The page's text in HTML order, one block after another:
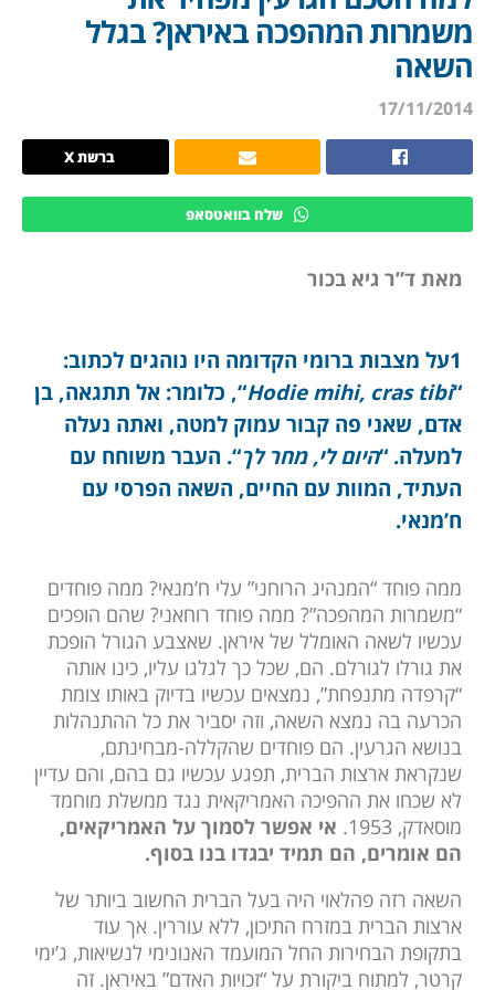
משמרות המהפכה באיראן? בגלל
השאה
17/11/2014
ברשת X
שלח בוואטסאפ
מאת ד”ר גיא בכור
1על מצבות ברומי הקדומה היו נוהגים לכתוב:
“
Hodie mihi, cras tibi“, כלומר: אל תתגאה, בן
אדם, שאני פה קבור עמוק למטה, ואתה נעלה
למעלה. “היום לי, מחר לך“. העבר משוחח עם
העתיד, המוות עם החיים, השאה הפרסי עם
ח’מנאי.
ממה פוחד “המנהיג הרוחני” עלי ח’מנאי? ממה פוחדים
“משמרות המהפכה”? ממה פוחד רוחאני? שהם הופכים
עכשיו לשאה האומלל של איראן. שאצבע הגורל הופכת
את גורלו לגורלם. הם, שכל כך לגלגו עליו, כינו אותה
“קרפדה מתנפחת”, נמצאים עכשיו בדיוק באותו צומת
הכרעה בה נמצא השאה, וזה יסביר את כל ההתנהלות
בנושא הגרעין. הם פוחדים שהקללה-מבחינתם,
שנקראת ארצות הברית, תפגע עכשיו גם בהם, והם עדיין
לא שכחו את ההפיכה האמריקאית נגד ממשלת מוחמד
מוסאדק, 1953.
אי אפשר לסמוך על האמריקאים,
הם אומרים, הם תמיד יבגדו בנו בסוף.
השאה רזה פהלאוי היה בעל הברית החשוב ביותר של
ארצות הברית במזרח התיכון, ללא עוררין. אך עוד
בתקופת הבחירות החל המועמד האנונימי לנשיאות, ג’ימי
קרטר, למתוח ביקורת על “זכויות האדם” באיראן. זה